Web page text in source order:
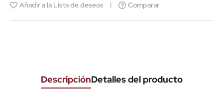
Añadir a la Lista de deseos
Comparar
DescripciónDetalles del producto